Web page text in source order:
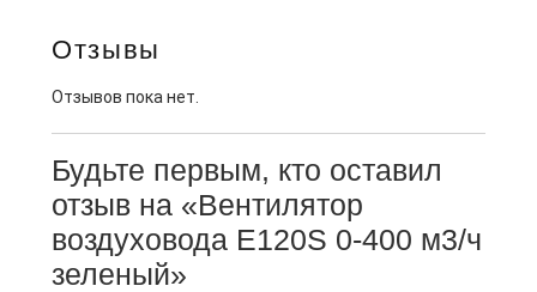
Отзывы
Отзывов пока нет.
Будьте первым, кто оставил
отзыв на «Вентилятор
воздуховода E120S 0-400 м3/ч
зеленый»